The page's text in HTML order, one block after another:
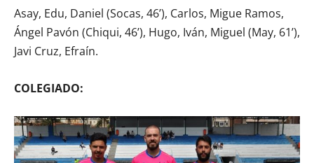
Asay, Edu, Daniel (Socas, 46’), Carlos, Migue Ramos,
Ángel Pavón (Chiqui, 46’), Hugo, Iván, Miguel (May, 61’),
Javi Cruz, Efraín.
COLEGIADO: